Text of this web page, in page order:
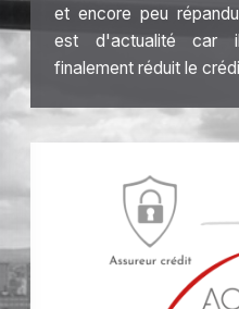
et encore peu
est d'actualité car
finalement réduit le